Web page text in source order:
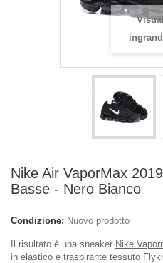
Nike Air VaporMax
Basse - Nero Bianco
Condizione: Nuovo prodotto
Il risultato è una sneaker Nike
in elastico e traspirante tessuto